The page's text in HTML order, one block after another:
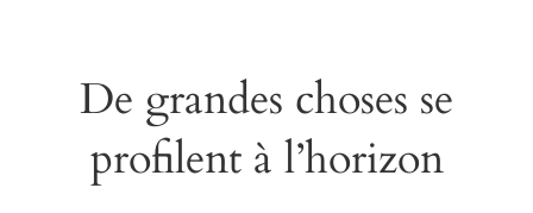
De grandes choses se
profilent à l’horizon